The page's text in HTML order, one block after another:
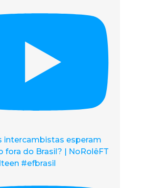
intercambistas esperam
fora do Brasil? | NoRolêFT
#efbrasil